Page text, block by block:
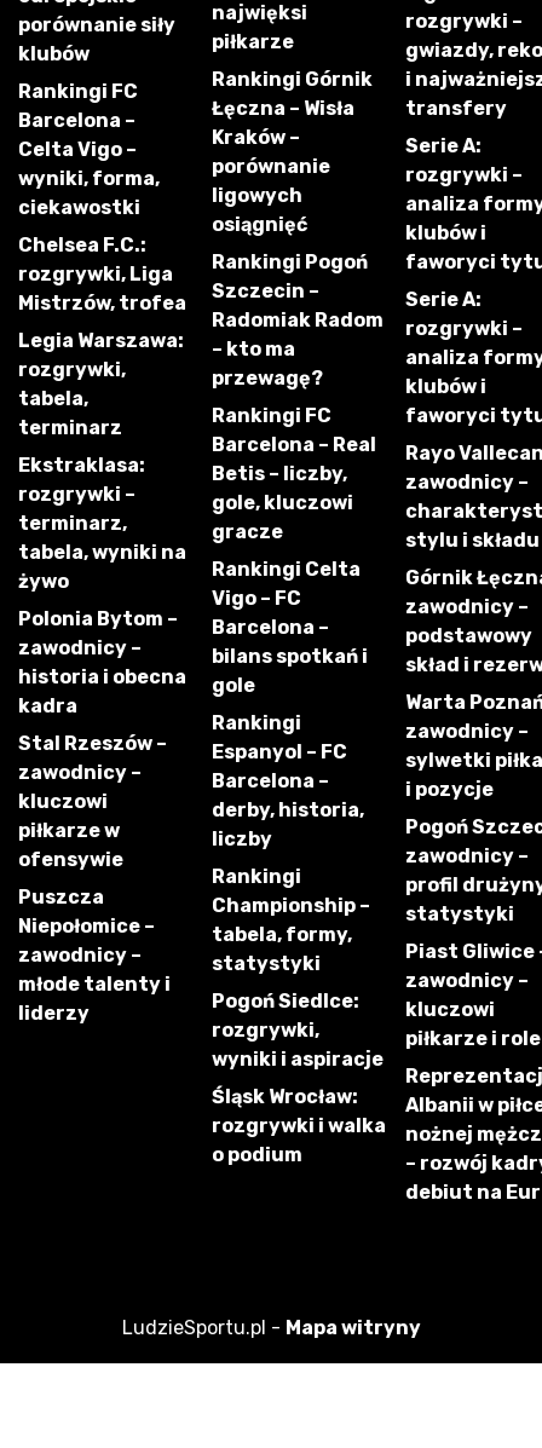
porównanie siły
klubów
Rankingi FC
Barcelona –
Celta Vigo –
wyniki, forma,
ciekawostki
Chelsea F.C.:
rozgrywki, Liga
Mistrzów, trofea
Legia Warszawa:
rozgrywki,
tabela,
terminarz
Ekstraklasa:
rozgrywki –
terminarz,
tabela, wyniki na
żywo
Polonia Bytom –
zawodnicy –
historia i obecna
kadra
Stal Rzeszów –
zawodnicy –
kluczowi
piłkarze w
ofensywie
Puszcza
Niepołomice –
zawodnicy –
młode talenty i
liderzy
najwięksi
piłkarze
Rankingi Górnik
Łęczna – Wisła
Kraków –
porównanie
ligowych
osiągnięć
Rankingi Pogoń
Szczecin –
Radomiak Radom
– kto ma
przewagę?
Rankingi FC
Barcelona – Real
Betis – liczby,
gole, kluczowi
gracze
Rankingi Celta
Vigo – FC
Barcelona –
bilans spotkań i
gole
Rankingi
Espanyol – FC
Barcelona –
derby, historia,
liczby
Rankingi
Championship –
tabela, formy,
statystyki
Pogoń Siedlce:
rozgrywki,
wyniki i aspiracje
Śląsk Wrocław:
rozgrywki i walka
o podium
rozgrywki –
gwiazdy,
i
transfery
Serie A:
rozgrywki –
analiza
klubów i
faworyci
Serie A:
rozgrywki –
analiza
klubów i
faworyci
Rayo
zawodnicy –
stylu i składu
Górnik
zawodnicy –
podstawowy
skład i
Warta
zawodnicy –
sylwetki
i pozycje
Pogoń
zawodnicy –
profil
statystyki
Piast Gliwice
zawodnicy –
kluczowi
piłkarze i role
Albanii w
nożnej
– rozwój
debiut na
LudzieSportu.pl - Mapa witryny